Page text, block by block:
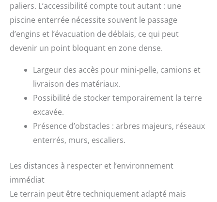
paliers. L’accessibilité compte tout autant : une
piscine enterrée nécessite souvent le passage
d’engins et l’évacuation de déblais, ce qui peut
devenir un point bloquant en zone dense.
Largeur des accès pour mini-pelle, camions et
livraison des matériaux.
Possibilité de stocker temporairement la terre
excavée.
Présence d’obstacles : arbres majeurs, réseaux
enterrés, murs, escaliers.
Les distances à respecter et l’environnement
immédiat
Le terrain peut être techniquement adapté mais